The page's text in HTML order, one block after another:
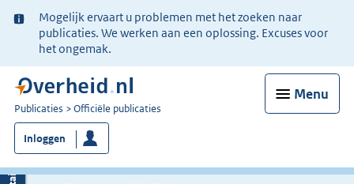
Ter
informatie:
Mogelijk ervaart u problemen met het zoeken naar
publicaties. We werken aan een oplossing. Excuses voor
het ongemak.
Menu
U
bent
nu
hier:
Publicaties Officiële publicaties
Inloggen